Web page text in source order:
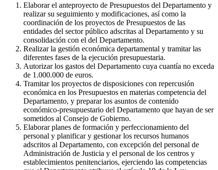
Elaborar el anteproyecto de Presupuestos del Departamento y
realizar su seguimiento y modificaciones, así como la
coordinación de los proyectos de Presupuestos de las
entidades del sector público adscritas al Departamento y su
consolidación con el del Departamento.
Realizar la gestión económica departamental y tramitar las
diferentes fases de la ejecución presupuestaria.
Autorizar los gastos del Departamento cuya cuantía no exceda
de 1.000.000 de euros.
Tramitar los proyectos de disposiciones con repercusión
económica en los Presupuestos en materias competencia del
Departamento, y preparar los asuntos de contenido
económico-presupuestario del Departamento que hayan de ser
sometidos al Consejo de Gobierno.
Elaborar planes de formación y perfeccionamiento del
personal y planificar y gestionar los recursos humanos
adscritos al Departamento, con excepción del personal de
Administración de Justicia y el personal de los centros y
establecimientos penitenciarios, ejerciendo las competencias